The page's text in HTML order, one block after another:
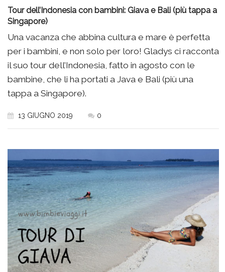
Tour dell’Indonesia con bambini: Giava e Bali (più tappa a
Singapore)
Una vacanza che abbina cultura e mare è perfetta
per i bambini, e non solo per loro! Gladys ci racconta
il suo tour dell’Indonesia, fatto in agosto con le
bambine, che li ha portati a Java e Bali (più una
tappa a Singapore).
13 GIUGNO 2019 0